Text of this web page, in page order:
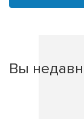
Вы